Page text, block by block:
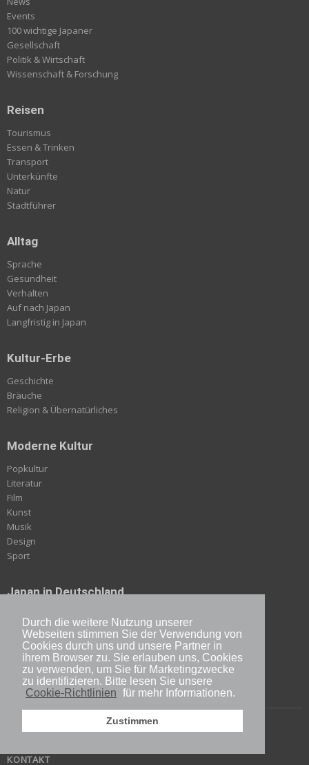
Durch die weitere Nutzung unserer
Webseiten stimmen Sie der Verwendung von
Cookies durch uns und unsere Partner in
ihrem Browser zu. Sie erlauben uns, Cookies
zu verwenden, um Sie für Marketingzwecke
zu identifizieren. Bitte lesen Sie unsere
Cookie-Richtlinien für mehr Informationen.
Zustimmen
Events
100 wichtige Japaner
Gesellschaft
Politik & Wirtschaft
Wissenschaft & Forschung
Reisen
Tourismus
Essen & Trinken
Transport
Unterkünfte
Natur
Stadtführer
Alltag
Sprache
Gesundheit
Verhalten
Auf nach Japan
Langfristig in Japan
Kultur-Erbe
Geschichte
Bräuche
Religion & Übernatürliches
Moderne Kultur
Popkultur
Literatur
Film
Kunst
Musik
Design
Sport
Japan in Deutschland
Japanologie
Rezepte
Japan & Deutschland
Reise & Kultur
KONTAKT